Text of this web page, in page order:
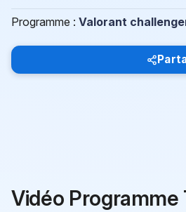
Programme : Valorant
Vidéo Programme